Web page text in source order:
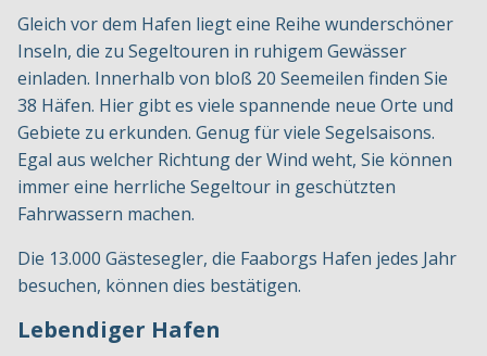
Gleich vor dem Hafen liegt eine Reihe wunderschöner
Inseln, die zu Segeltouren in ruhigem Gewässer
einladen. Innerhalb von bloß 20 Seemeilen finden Sie
38 Häfen. Hier gibt es viele spannende neue Orte und
Gebiete zu erkunden. Genug für viele Segelsaisons.
Egal aus welcher Richtung der Wind weht, Sie können
immer eine herrliche Segeltour in geschützten
Fahrwassern machen.
Die 13.000 Gästesegler, die Faaborgs Hafen jedes Jahr
besuchen, können dies bestätigen.
Lebendiger Hafen